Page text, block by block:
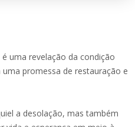
uma revelação da condição
promessa de restauração e
a desolação, mas também